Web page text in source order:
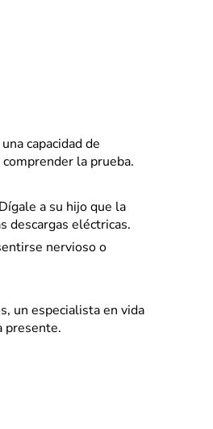
capacidad de
la prueba.
a su hijo que la
descargas eléctricas.
nervioso o
un especialista en vida
presente.